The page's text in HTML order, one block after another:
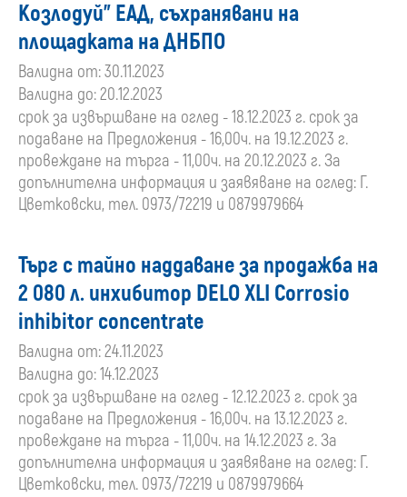
Козлодуй" ЕАД, съхранявани на
площадката на ДНБПО
Валидна от: 30.11.2023
Валидна до: 20.12.2023
срок за извършване на оглед - 18.12.2023 г. срок за
подаване на Предложения - 16,00ч. на 19.12.2023 г.
провеждане на търга - 11,00ч. на 20.12.2023 г. За
допълнителна информация и заявяване на оглед: Г.
Цветковски, тел. 0973/72219 и 0879979664
Търг с тайно наддаване за продажба на
2 080 л. инхибитор DELO XLI Corrosio
inhibitor concentrate
Валидна от: 24.11.2023
Валидна до: 14.12.2023
срок за извършване на оглед - 12.12.2023 г. срок за
подаване на Предложения - 16,00ч. на 13.12.2023 г.
провеждане на търга - 11,00ч. на 14.12.2023 г. За
допълнителна информация и заявяване на оглед: Г.
Цветковски, тел. 0973/72219 и 0879979664